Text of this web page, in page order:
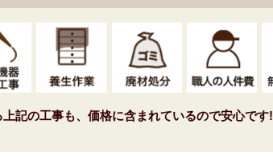
水栓 シャ
記の工事も、価格に含まれているので安心です!